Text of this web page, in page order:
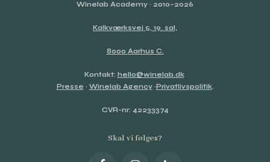
Winelab Academy · 2010–2026
Kalkværksvej 5, 19. sal,
8000 Aarhus C.
Kontakt: hello@winelab.dk
Presse · Winelab Agency·Privatlivspolitik.
CVR-nr: 42233374
Skal vi følges?